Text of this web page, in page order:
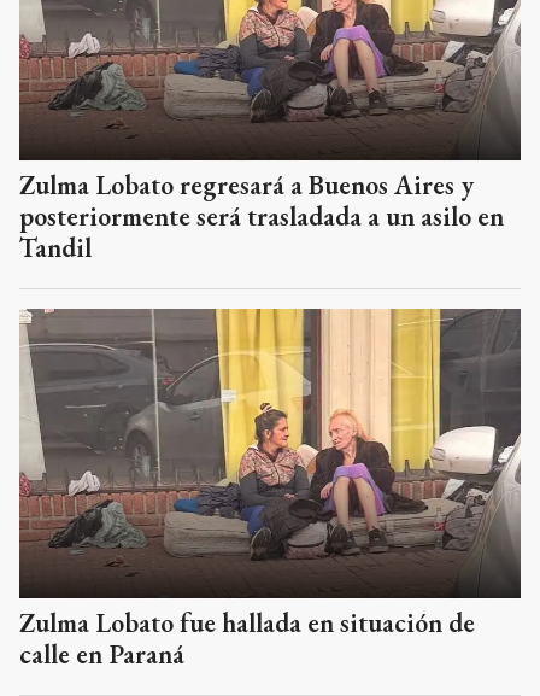
Zulma Lobato regresará a Buenos Aires y
posteriormente será trasladada a un asilo en
Tandil
Zulma Lobato fue hallada en situación de
calle en Paraná